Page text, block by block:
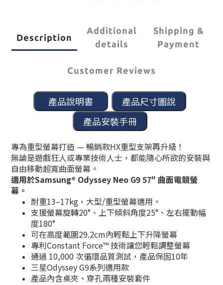
Description
Additional
details
Shipping &
Payment
Customer Reviews
專為重型螢幕打造 — 暢銷款HX重型支架再升級！
無論是遊戲狂人或專業技術人士，都能隨心所欲的安裝與
自由移動超寬曲面螢幕。
適用於Samsung® Odyssey Neo G9 57" 曲面電競螢
幕。
耐重13–17kg，大型/重型螢幕適用。
支援螢幕旋轉20°、上下傾斜角度25°、左右擺動幅
度180°
可在高度範圍29.2cm內輕鬆上下升降螢幕
專利Constant Force™ 技術讓您輕鬆調整螢幕
通過 10,000 次循環品質測試，產品保固10年
三星Odyssey G9系列適用款
產品內含桌夾、穿孔兩種安裝套件